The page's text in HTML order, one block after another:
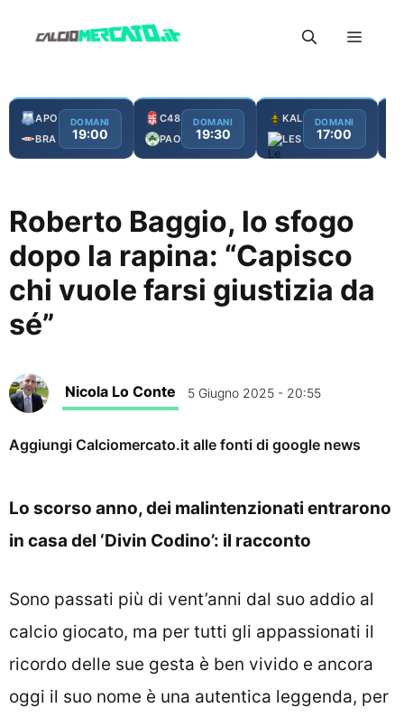
Menu
APO
BRA
DOMANI
19:00
C48
PAO
DOMANI
19:30
KAL
LES
DOMANI
17:00
Roberto Baggio, lo sfogo
dopo la rapina: “Capisco
chi vuole farsi giustizia da
sé”
Nicola Lo Conte 5 Giugno 2025 - 20:55
Aggiungi Calciomercato.it alle fonti di google news
Lo scorso anno, dei malintenzionati entrarono
in casa del ‘Divin Codino’: il racconto
Sono passati più di vent’anni dal suo addio al
calcio giocato, ma per tutti gli appassionati il
ricordo delle sue gesta è ben vivido e ancora
oggi il suo nome è una autentica leggenda, per